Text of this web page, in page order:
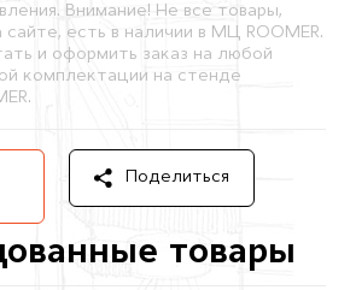
Внимание! Не все товары,
есть в наличии в МЦ ROOMER.
и оформить заказ на любой
комплектации на стенде
Поделиться
товары